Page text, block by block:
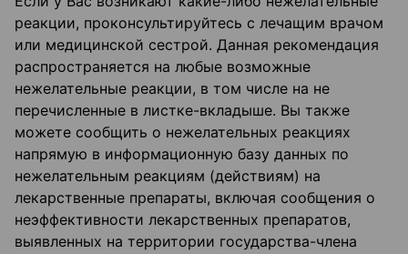
реакции, проконсультируйтесь с лечащим врачом
или медицинской сестрой. Данная рекомендация
распространяется на любые возможные
нежелательные реакции, в том числе на не
перечисленные в листке-вкладыше. Вы также
можете сообщить о нежелательных реакциях
напрямую в информационную базу данных по
нежелательным реакциям (действиям) на
лекарственные препараты, включая сообщения о
неэффективности лекарственных препаратов,
выявленных на территории государства-члена